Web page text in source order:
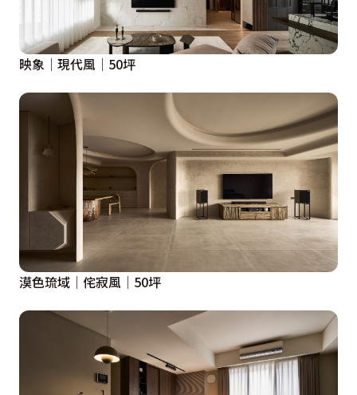
映象│現代風│50坪
漠色琉域│侘寂風│50坪